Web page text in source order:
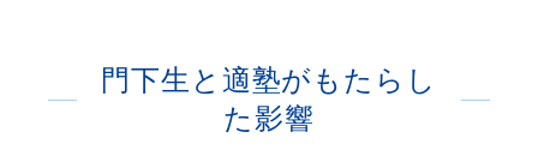
門下生と適塾がもたらし
た影響